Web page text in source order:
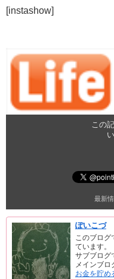
[instashow]
この
最新
ぽいこづ
このブログ
ています。
サブブログ
メインブロ
お金を貯め